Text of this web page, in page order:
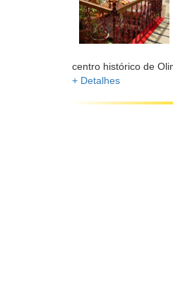
centro histórico de
+ Detalhes